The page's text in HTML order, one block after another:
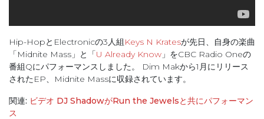
Hip-HopとElectronicの3人組 Keys N Kratesが先日、自身の楽曲
「Midnite Mass」と「U Already Know 」をCBC Radio Oneの
番組Qにパフォーマンスしました。 Dim Makから1月にリリース
されたEP、Midnite Massに収録されています。
関連: ビデオ DJ ShadowがRun the Jewelsと共にパフォーマン
ス